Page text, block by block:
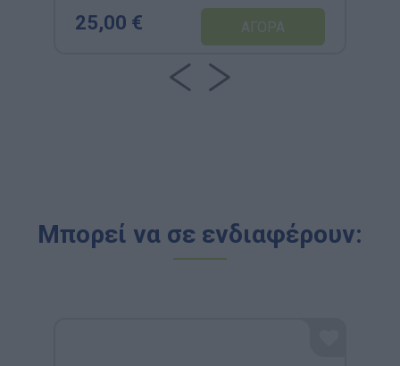
25,00 €
Μπορεί να σε ενδιαφέρουν: